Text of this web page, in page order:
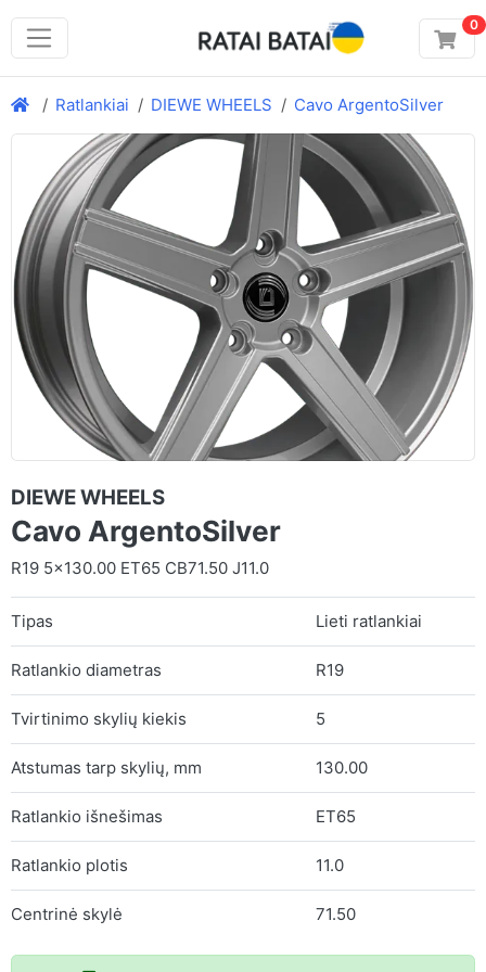
0
Ratlankiai DIEWE WHEELS Cavo ArgentoSilver
DIEWE WHEELS
Cavo ArgentoSilver
R19 5x130.00 ET65 CB71.50 J11.0
Tipas Lieti ratlankiai
Ratlankio diametras R19
Tvirtinimo skylių kiekis 5
Atstumas tarp skylių, mm 130.00
Ratlankio išnešimas ET65
Ratlankio plotis 11.0
Centrinė skylė 71.50